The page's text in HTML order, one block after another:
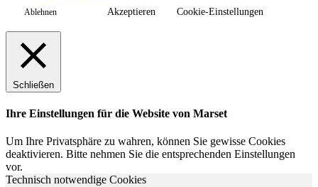
Ablehnen Akzeptieren Cookie-Einstellungen
Schließen
Ihre Einstellungen für die Website von Marset
Um Ihre Privatsphäre zu wahren, können Sie gewisse Cookies
deaktivieren. Bitte nehmen Sie die entsprechenden Einstellungen
vor.
Technisch notwendige Cookies